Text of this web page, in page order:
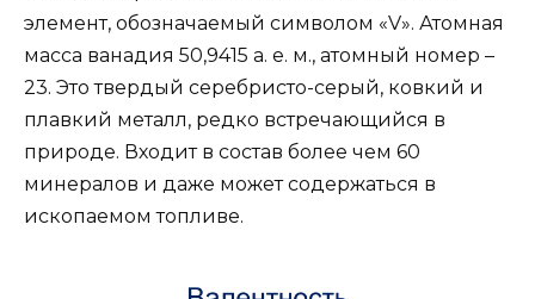
элемент, обозначаемый символом «V». Атомная
масса ванадия 50,9415 а. е. м., атомный номер –
23. Это твердый серебристо-серый, ковкий и
плавкий металл, редко встречающийся в
природе. Входит в состав более чем 60
минералов и даже может содержаться в
ископаемом топливе.